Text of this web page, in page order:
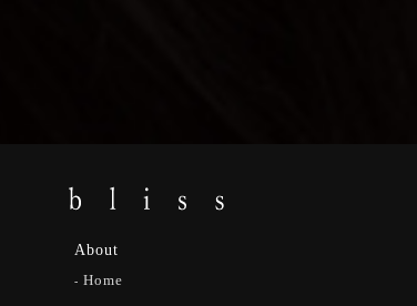
About
Home